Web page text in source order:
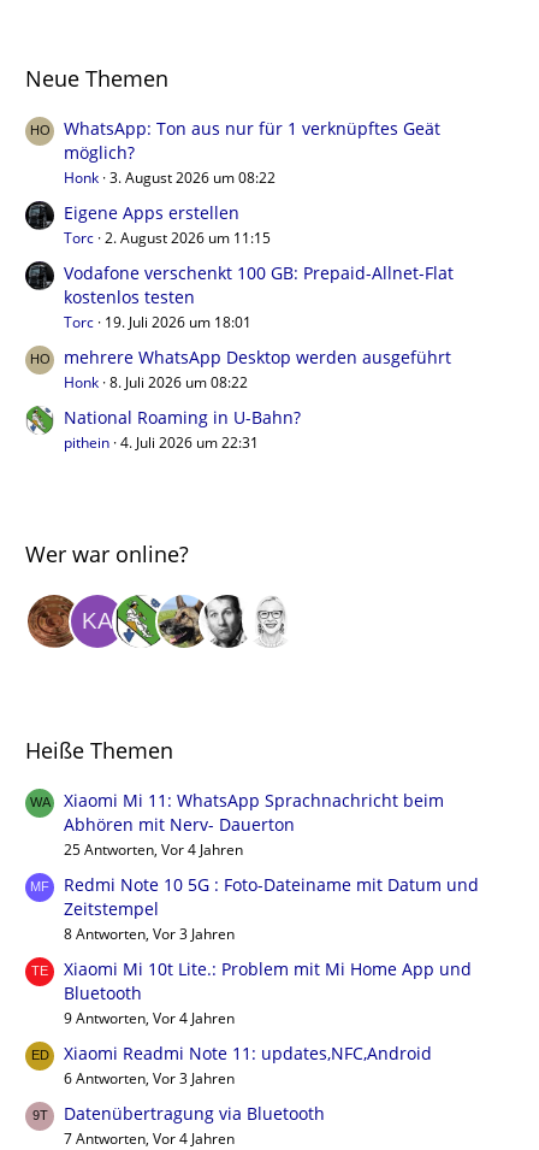
Neue Themen
WhatsApp: Ton aus nur für 1 verknüpftes Geät
möglich?
Honk 3. August 2026 um 08:22
Eigene Apps erstellen
Torc 2. August 2026 um 11:15
Vodafone verschenkt 100 GB: Prepaid-Allnet-Flat
kostenlos testen
Torc 19. Juli 2026 um 18:01
mehrere WhatsApp Desktop werden ausgeführt
Honk 8. Juli 2026 um 08:22
National Roaming in U-Bahn?
pithein 4. Juli 2026 um 22:31
Wer war online?
Heiße Themen
Xiaomi Mi 11: WhatsApp Sprachnachricht beim
Abhören mit Nerv- Dauerton
25 Antworten, Vor 4 Jahren
Redmi Note 10 5G : Foto-Dateiname mit Datum und
Zeitstempel
8 Antworten, Vor 3 Jahren
Xiaomi Mi 10t Lite.: Problem mit Mi Home App und
Bluetooth
9 Antworten, Vor 4 Jahren
Xiaomi Readmi Note 11: updates,NFC,Android
6 Antworten, Vor 3 Jahren
Datenübertragung via Bluetooth
7 Antworten, Vor 4 Jahren